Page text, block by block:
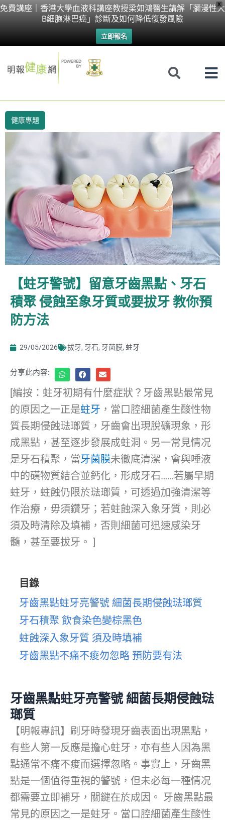
X
免費講座｜香港大學血液科講座教授梁如鴻醫生講解「瀰漫性大
B細胞淋巴癌」診斷及如何降低復發風險
立即報名
Skip
健康專題
【蛀牙警號】留意牙齒黑點、牙石
積聚 侵蝕至象牙質或要拔牙 教你預
防方法
29/05/2026 拔牙, 牙石, 牙菌膜, 蛀牙
分享此內容:
[編按：蛀牙初期有什麼症狀？牙齒黑點最常見
的原因之一正是蛀牙 ，當口腔細菌產生酸性物
質長期侵蝕琺瑯質，牙齒會出現脫礦現象，形
成黑點，甚至逐步發展成蛀洞。另一常見情况
是牙石積聚，當牙菌膜未徹底清潔，會與唾液
中的磺物質結合並鈣化，形成牙石……若屬早期
蛀牙，蛀蝕仍限於琺瑯質，可透過加強清潔等
作治療，毋須鑽牙；若蛀蝕深入象牙質，則必
須及時清除及填補，否則細菌可迅速感染牙
髓，甚至要拔牙。 ]
目錄
牙齒黑點蛀牙亮警號 細菌長期侵蝕琺瑯質
牙石積聚 飲食染色變棕黑色
蛀蝕深入象牙質 須及時填補
牙齒黑點不痛不痠勿忽略 預防要有法
牙齒黑點蛀牙亮警號 細菌長期侵蝕琺
瑯質
【明報專訊】刷牙時發現牙齒表面出現黑點，
有些人第一反應是擔心蛀牙，亦有些人因為黑
點通常不痛不痠而選擇忽略。事實上，牙齒黑
點是一個值得重視的警號，但未必每一種情况
都需要立即補牙，關鍵在於成因。 牙齒黑點最
常見的原因之一是蛀牙。當口腔細菌產生酸性